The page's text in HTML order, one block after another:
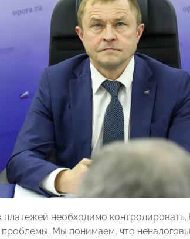
платежей необходимо
проблемы. Мы понимаем, что